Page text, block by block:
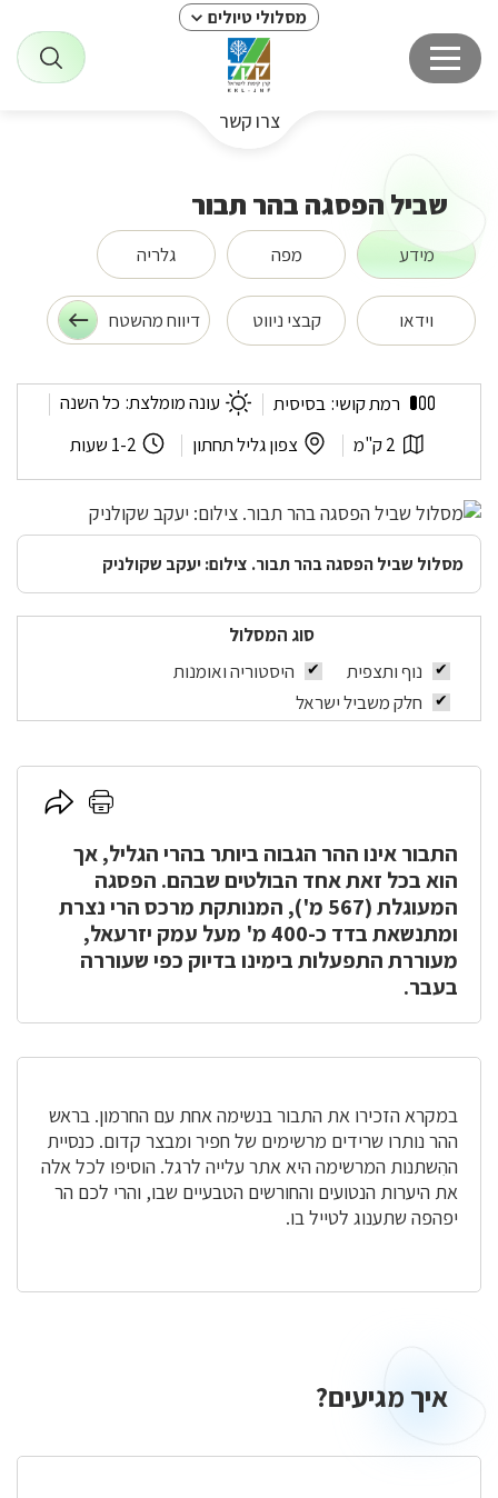
מסלולי טיולים
צרו קשר
שביל הפסגה בהר תבור
מידע מפה גלריה
וידאו קבצי ניווט דיווח מהשטח
שביל
הפסגה
רמת קושי: בסיסית עונה מומלצת: כל השנה
אורך 2 ק"מ
לפי צפון גליל תחתון
משך 1-2 שעות
מסלול שביל הפסגה בהר תבור. צילום: יעקב שקולניק
סוג המסלול
נוף ותצפית
היסטוריה ואומנות
חלק משביל ישראל
לחץ
להדפסה
לחץ
לשיתוףהתבור אינו ההר הגבוה ביותר בהרי הגליל, אך
הוא בכל זאת אחד הבולטים שבהם. הפסגה
המעוגלת (567 מ'), המנותקת מרכס הרי נצרת
ומתנשאת בדד כ-400 מ' מעל עמק יזרעאל,
מעוררת התפעלות בימינו בדיוק כפי שעוררה
בעבר.
במקרא הזכירו את התבור בנשימה אחת עם החרמון. בראש
ההר נותרו שרידים מרשימים של חפיר ומבצר קדום. כנסיית
ההִשתנות המרשימה היא אתר עלייה לרגל. הוסיפו לכל אלה
את היערות הנטועים והחורשים הטבעיים שבו, והרי לכם הר
יפהפה שתענוג לטייל בו.
איך מגיעים?